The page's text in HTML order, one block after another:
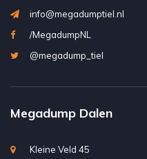
info@megadumptiel.nl
/MegadumpNL
@megadump_tiel
Megadump Dalen
Kleine Veld 45